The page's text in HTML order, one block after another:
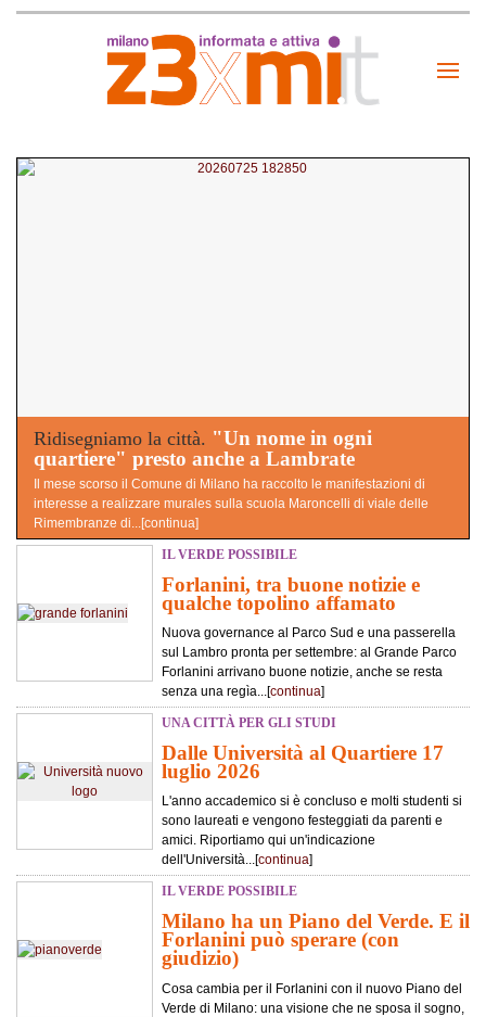
Ridisegniamo la città. "Un nome in ogni
quartiere" presto anche a Lambrate
Il mese scorso il Comune di Milano ha raccolto le manifestazioni di
interesse a realizzare murales sulla scuola Maroncelli di viale delle
Rimembranze di...[continua]
IL VERDE POSSIBILE
Forlanini, tra buone notizie e
qualche topolino affamato
Nuova governance al Parco Sud e una passerella
sul Lambro pronta per settembre: al Grande Parco
Forlanini arrivano buone notizie, anche se resta
senza una regìa...[continua]
UNA CITTÀ PER GLI STUDI
Dalle Università al Quartiere 17
luglio 2026
L'anno accademico si è concluso e molti studenti si
sono laureati e vengono festeggiati da parenti e
amici. Riportiamo qui un'indicazione
dell'Università...[continua]
IL VERDE POSSIBILE
Milano ha un Piano del Verde. E il
Forlanini può sperare (con
giudizio)
Cosa cambia per il Forlanini con il nuovo Piano del
Verde di Milano: una visione che ne sposa il sogno,